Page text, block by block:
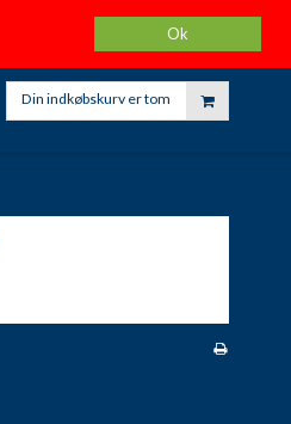
Ok
Din indkøbskurv er tom